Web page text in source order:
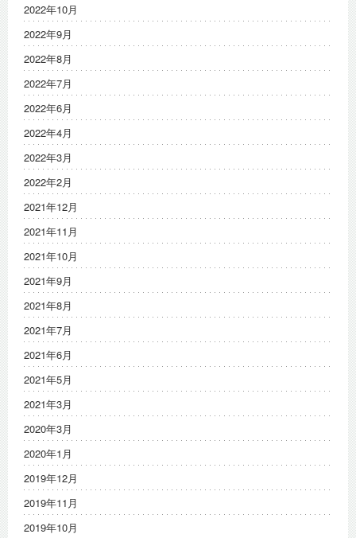
2022年10月
2022年9月
2022年8月
2022年7月
2022年6月
2022年4月
2022年3月
2022年2月
2021年12月
2021年11月
2021年10月
2021年9月
2021年8月
2021年7月
2021年6月
2021年5月
2021年3月
2020年3月
2020年1月
2019年12月
2019年11月
2019年10月